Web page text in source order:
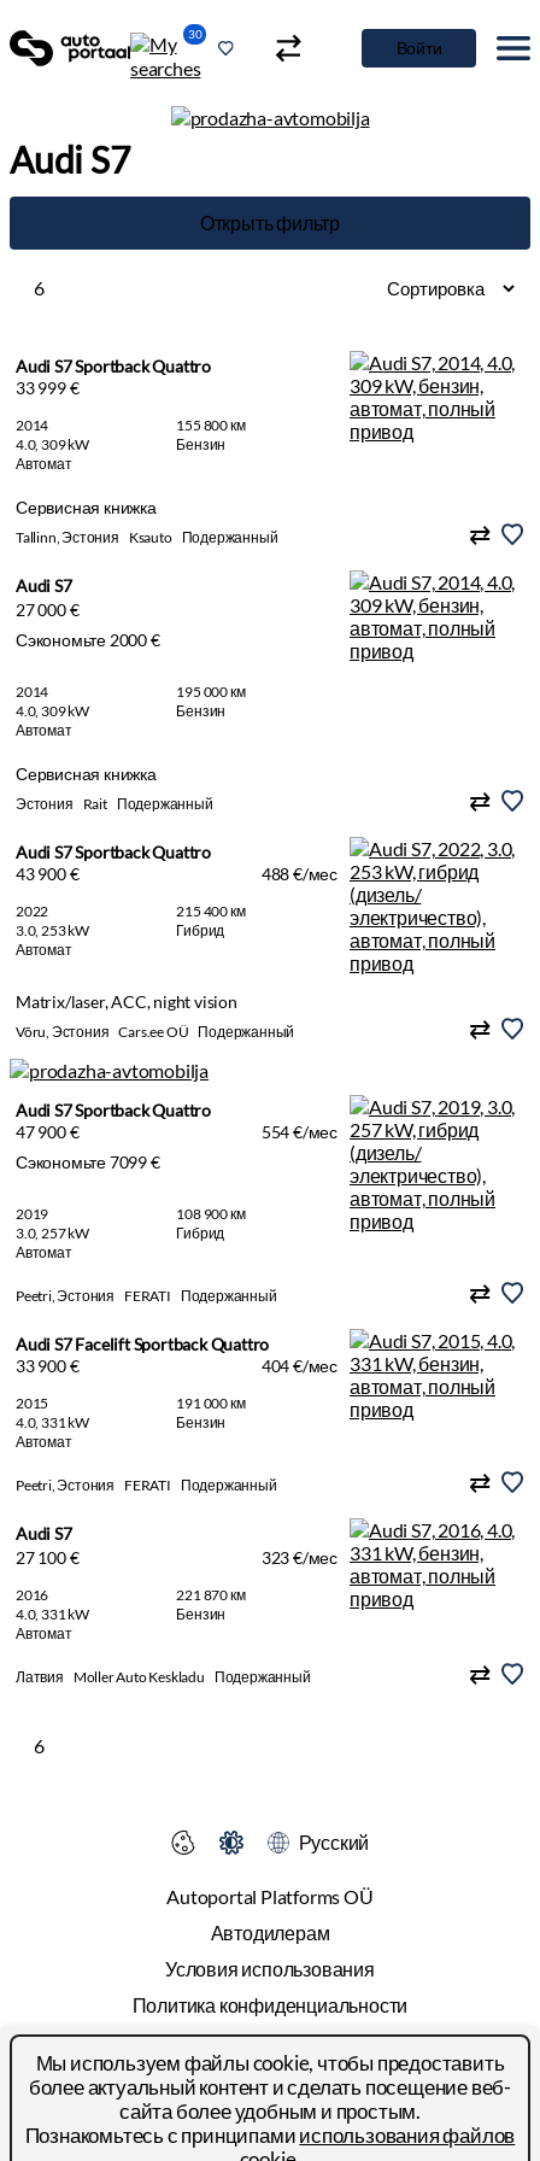
30
Войти
Audi S7
Открыть фильтр
6
Audi S7 Sportback Quattro
33 999 €
2014
155 800 км
4.0, 309 kW
Бензин
Автомат
Сервисная книжка
Tallinn, Эстония Ksauto Подержанный
Audi S7
27 000 €
Сэкономьте 2000 €
2014
195 000 км
4.0, 309 kW
Бензин
Автомат
Сервисная книжка
Эстония Rait Подержанный
Audi S7 Sportback Quattro
43 900 €
488 €/мес
2022
215 400 км
3.0, 253 kW
Гибрид
Автомат
Matrix/laser, ACC, night vision
Võru, Эстония Cars.ee OÜ Подержанный
Audi S7 Sportback Quattro
47 900 €
554 €/мес
Сэкономьте 7099 €
2019
108 900 км
3.0, 257 kW
Гибрид
Автомат
Peetri, Эстония FERATI Подержанный
Audi S7 Facelift Sportback Quattro
33 900 €
404 €/мес
2015
191 000 км
4.0, 331 kW
Бензин
Автомат
Peetri, Эстония FERATI Подержанный
Audi S7
27 100 €
323 €/мес
2016
221 870 км
4.0, 331 kW
Бензин
Автомат
Латвия Moller Auto Keskladu Подержанный
6
Autoportal Platforms OÜ
Автодилерам
Условия использования
Политика конфиденциальности
Cookies
Прайс-лист
Реклама
Контакты
Русский
Мы используем файлы cookie, чтобы предоставить
более актуальный контент и сделать посещение веб-
сайта более удобным и простым.
Познакомьтесь с принципамииспользования файлов